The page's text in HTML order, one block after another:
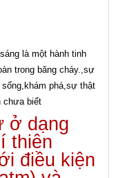
ở dạng
thiên
điều kiện